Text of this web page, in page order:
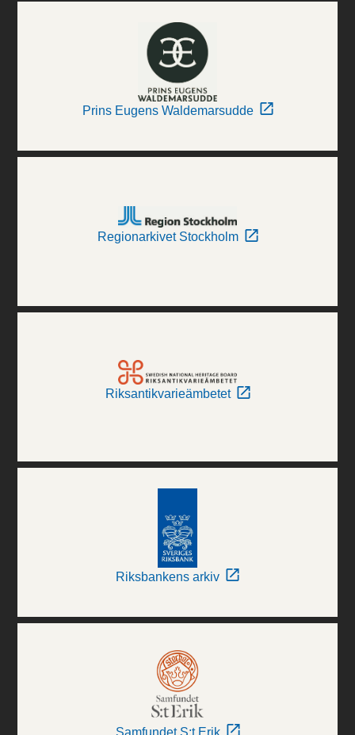
Prins Eugens Waldemarsudde
Regionarkivet Stockholm
Riksantikvarieämbetet
Riksbankens arkiv
Samfundet S:t Erik